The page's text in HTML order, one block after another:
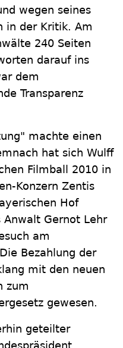
wegen seines
in der Kritik. Am
240 Seiten
darauf ins
dem
Transparenz
machte einen
hat sich Wulff
Filmball 2010 in
Konzern Zentis
Hof
Anwalt Gernot Lehr
am
Bezahlung der
mit den neuen
zum
gewesen.
geteilter